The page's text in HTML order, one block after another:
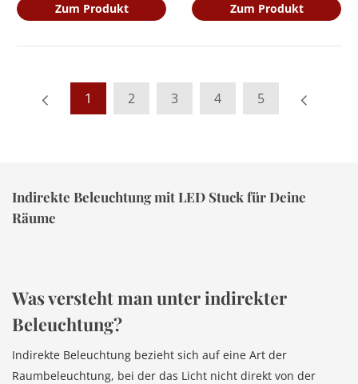
Zum Produkt Zum Produkt
1 2 3 4 5
Indirekte Beleuchtung mit LED Stuck für Deine
Räume
Was versteht man unter indirekter
Beleuchtung?
Indirekte Beleuchtung bezieht sich auf eine Art der
Raumbeleuchtung, bei der das Licht nicht direkt von der